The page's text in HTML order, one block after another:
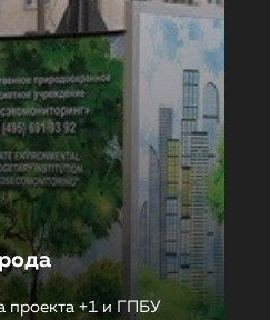
проекта +1 и ГПБУ